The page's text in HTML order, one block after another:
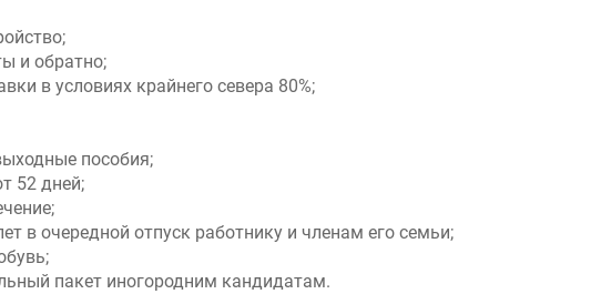
и обратно;
в условиях крайнего севера 80%;
пособия;
52 дней;
в очередной отпуск работнику и членам его семьи;
пакет иногородним кандидатам.